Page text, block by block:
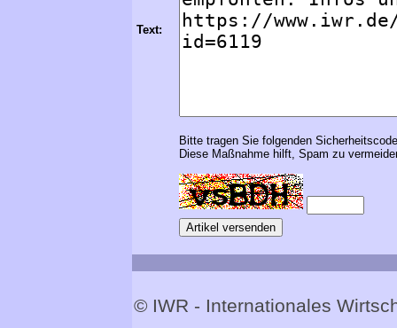
Text:
Bitte tragen Sie folgenden
Diese Maßnahme hilft, Spam zu
© IWR - Internationales